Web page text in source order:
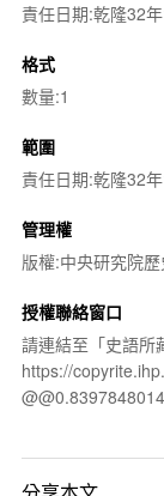
責任日期:乾隆32
格式
數量:1
範圍
責任日期:乾隆32
管理權
版權:中央研究院
授權聯絡窗口
請連結至「史語所
https://